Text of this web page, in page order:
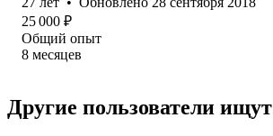
25 000 ₽
Общий опыт
8 месяцев
Другие пользователи ищут